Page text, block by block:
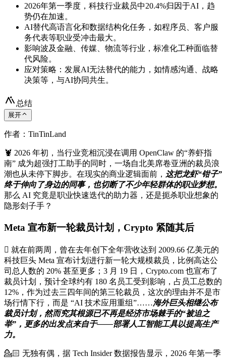
2026年第一季度，科技行业裁员中20.4%归因于AI，趋
势仍在加速。
AI替代高语言化和数据结构化任务，如程序员、客户服
务代表等职业受冲击最大。
影响波及金融、传媒、物流等行业，标准化工种面临替
代风险。
应对策略：发展AI无法替代的能力，如情感沟通、战略
决策等，与AI协同共生。
总结
展开
作者：TinTinLand
🦞 2026 年初，当行业竞相沉浸在调用 OpenClaw 的“养虾指
南” 成为超强打工助手的同时，一场自北美席卷亚洲的裁员浪
潮也从未停下脚步。在现实的商业逻辑面前， 这把龙虾“钳子”
终于伸向了身边的同事，也切断了不少年轻群体的职业梦想。
那么 AI 究竟是职业快速迭代的助力器，还是扼杀职业想象的
隐形刽子手？
Meta 宣布新一轮裁员计划，Crypto 紧随其后
🫆 就在前两周，曾在去年创下全年营收达到 2009.66 亿美元的
科技巨头 Meta 宣布计划进行新一轮大规模裁员，比例高达公
司总人数的 20% 甚至更多；3 月 19 日，Crypto.com 也宣布了
裁员计划，预计全球约有 180 名员工受到影响，占员工总数的
12%，作为过去三四年间的第三轮裁员，这次的理由并不是市
场行情下行，而是 “AI 技术应用重组”……海外巨头相继公布
裁员计划，然而究其根源已不再是经济市场棘手的“被迫之
举”，更多的出发点来自于——部署人工智能工具以提高生产
力。
💁🏻 无独有偶，据 Tech Insider 数据报告显示，2026 年第一季